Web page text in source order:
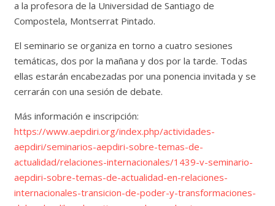
a la profesora de la Universidad de Santiago de
Compostela, Montserrat Pintado.
El seminario se organiza en torno a cuatro sesiones
temáticas, dos por la mañana y dos por la tarde. Todas
ellas estarán encabezadas por una ponencia invitada y se
cerrarán con una sesión de debate.
Más información e inscripción:
https://www.aepdiri.org/index.php/actividades-
aepdiri/seminarios-aepdiri-sobre-temas-de-
actualidad/relaciones-internacionales/1439-v-seminario-
aepdiri-sobre-temas-de-actualidad-en-relaciones-
internacionales-transicion-de-poder-y-transformaciones-